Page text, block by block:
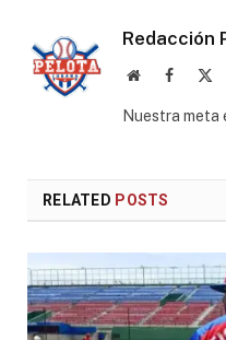
Redacción
WebsiteFacebook
Nuestra meta
RELATED POSTS